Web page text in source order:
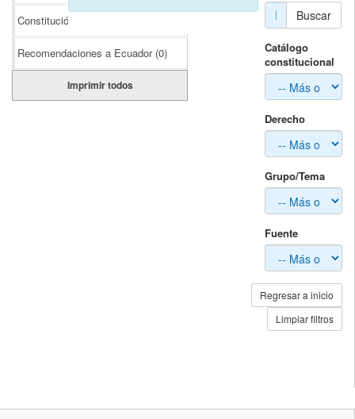
Constitución
Recomendaciones a Ecuador (0)
Imprimir todos
Buscar
Catálogo
constitucional
Derecho
Grupo/Tema
Fuente
Regresar a inicio
Limpiar filtros